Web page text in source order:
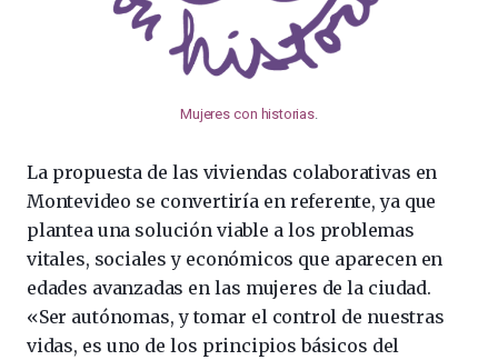
Mujeres con historias.
La propuesta de las viviendas colaborativas en
Montevideo se convertiría en referente, ya que
plantea una solución viable a los problemas
vitales, sociales y económicos que aparecen en
edades avanzadas en las mujeres de la ciudad.
«Ser autónomas, y tomar el control de nuestras
vidas, es uno de los principios básicos del